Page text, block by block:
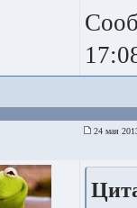
24 мая